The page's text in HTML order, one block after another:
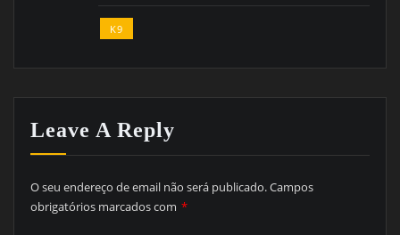
K9
Leave A Reply
O seu endereço de email não será publicado.Campos
obrigatórios marcados com *